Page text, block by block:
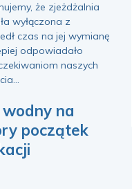
że zjeżdżalnia
wyłączona z
czas na jej wymianę
odpowiadało
naszych
wodny na
początek